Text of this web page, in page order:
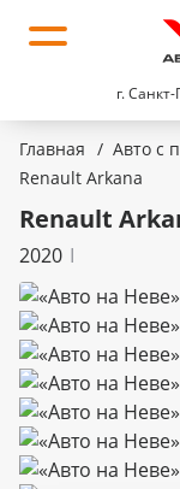
г.
Главная / Авто с
Renault Arkana
Renault
2020 I